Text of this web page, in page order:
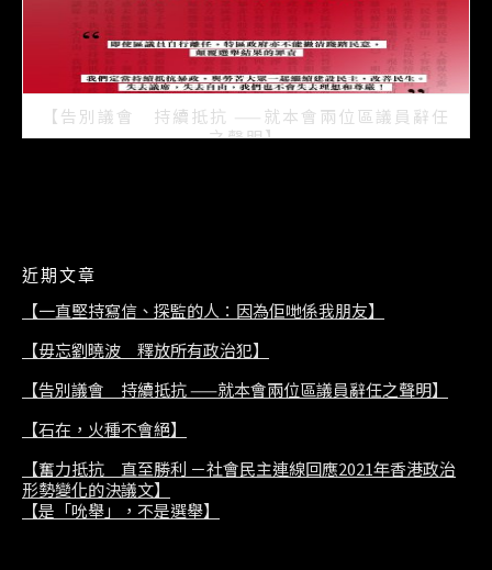
【告別議會 持續抵抗 ——就本會兩位區議員辭任
之聲明】
近期文章
【一直堅持寫信、探監的人：因為佢哋係我朋友】
【毋忘劉曉波 釋放所有政治犯】
【告別議會 持續抵抗 ——就本會兩位區議員辭任之聲明】
【石在，火種不會絕】
【奮力抵抗 直至勝利 －社會民主連線回應2021年香港政治
形勢變化的決議文】
【是「吮舉」，不是選舉】